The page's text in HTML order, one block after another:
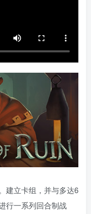
建立卡组，并与多达6
行一系列回合制战